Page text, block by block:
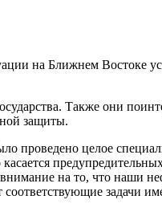
на Ближнем Востоке
Также они
защиты.
проведено целое
на то, что наши
задачи